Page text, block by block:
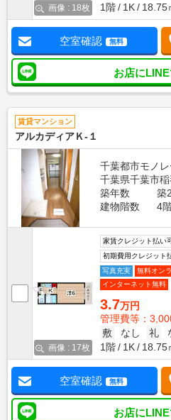
画像 : 18枚
1階
1K 18.75
空室確認 無料
お店に
賃貸マンション
アルカディアＫ-１
千葉都市モノ
千葉県千葉市
築年数
築
建物階数
4
画像 : 17枚
家賃クレジット払い
初期費用クレジット
写真充実
無料オン
インターネット無料
3.7万円
管理費等：
敷
なし 礼
1階
1K 18.75
空室確認 無料
お店に